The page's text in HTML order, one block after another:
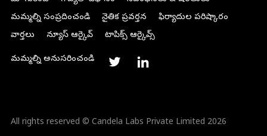
మమ్మల్ని సంప్రదించండి
నైతిక ప్రవర్తన
ఫిర్యాదుల పరిష్కారం
వార్తలు
న్యూస్ ఆర్కైవ్ టాపిక్స్ ఆర్కైవ్స్
మమ్మల్ని అనుసరించండి
All rights reserved © Candela Labs Private Limited 2026